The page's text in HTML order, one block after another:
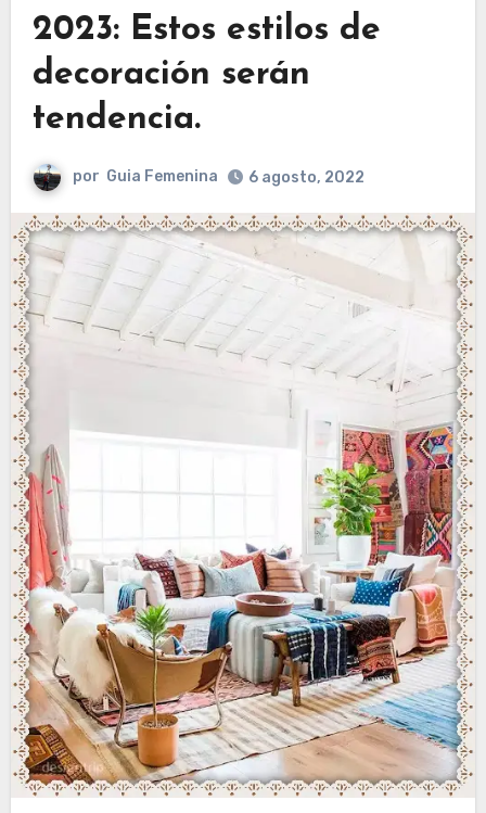
2023: Estos estilos de
decoración serán
tendencia.
por Guia Femenina 6 agosto, 2022